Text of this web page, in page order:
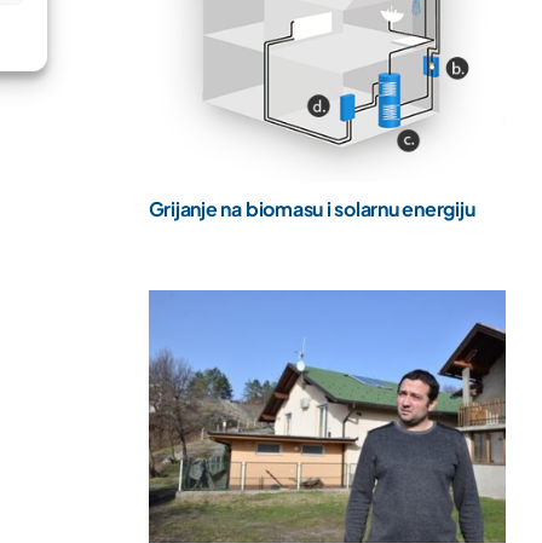
Grijanje na biomasu i solarnu energiju